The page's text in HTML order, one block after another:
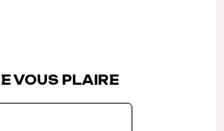
VOUS PLAIRE